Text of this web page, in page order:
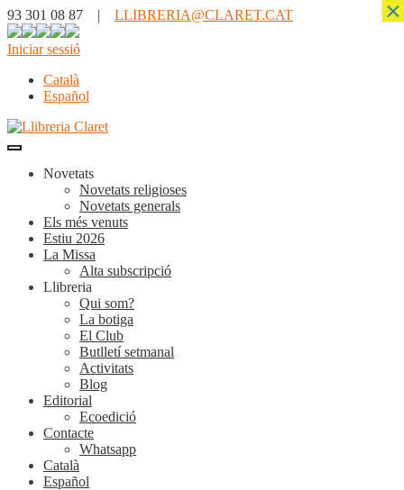
93 301 08 87 | LLIBRERIA@CLARET.CAT
Iniciar sessió
Català
Español
Novetats
Novetats religioses
Novetats generals
Els més venuts
Estiu 2026
La Missa
Alta subscripció
Llibreria
Qui som?
La botiga
El Club
Butlletí setmanal
Activitats
Blog
Editorial
Ecoedició
Contacte
Whatsapp
Català
Español
×